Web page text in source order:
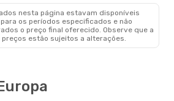
nesta página estavam disponíveis
os períodos especificados e não
o preço final oferecido. Observe que a
estão sujeitos a alterações.